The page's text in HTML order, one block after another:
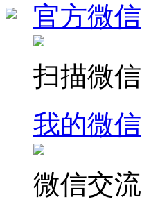
官方微信
扫描微信
我的微信
微信交流